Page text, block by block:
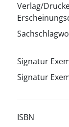
Verlag/
Signatur
Signatur
ISBN